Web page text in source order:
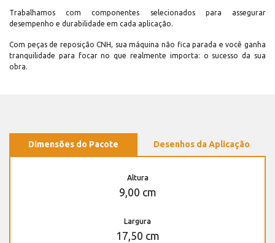
Trabalhamos com componentes selecionados para assegurar
desempenho e durabilidade em cada aplicação.
Com peças de reposição CNH, sua máquina não fica parada e você ganha
tranquilidade para focar no que realmente importa: o sucesso da sua
obra.
Dimensões do Pacote Desenhos da Aplicação
Altura
9,00 cm
Largura
17,50 cm